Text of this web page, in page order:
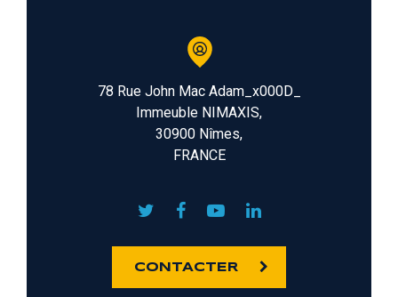
78 Rue John Mac Adam_x000D_
Immeuble NIMAXIS,
30900 Nîmes,
FRANCE
CONTACTER